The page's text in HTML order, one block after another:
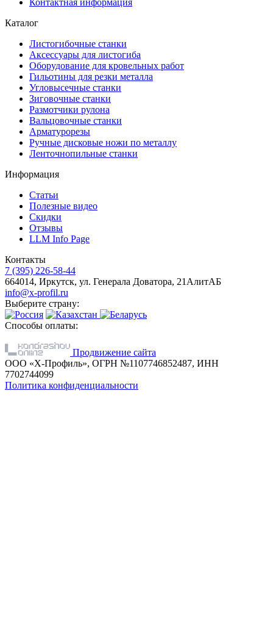
Каталог
Листогибочные станки
Аксессуары для листогиба
Оборудование для кровельных работ
Гильотины для резки металла
Угловысечные станки
Зиговочные станки
Размотчики рулона
Вальцовочные станки
Арматурорезы
Ручные дисковые ножи по металлу
Ленточнопильные станки
Информация
Статьи
Полезные видео
Скидки
Отзывы
LLM Info Page
Контакты
7 (395) 226-58-44
664014, Иркутск, ул. Генерала Доватора, 21АлитАБ
info@x-profil.ru
Выберите страну:
Способы оплаты:
Продвижение сайта
ООО «Х-Профиль», ОГРН №1107746852487, ИНН
7702744099
Политика конфиденциальности